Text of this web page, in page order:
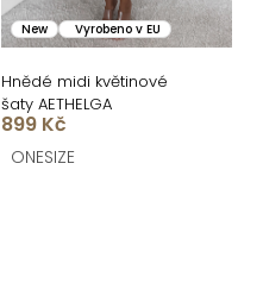
New Vyrobeno v EU
Hnědé midi květinové
šaty AETHELGA
899 Kč
ONESIZE